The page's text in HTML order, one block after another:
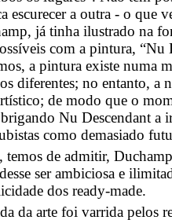
escurecer a outra - o que
já tinha ilustrado na
com a pintura,
a pintura existe numa
diferentes; no entanto, a
de modo que o
Nu Descendant a
como demasiado
temos de admitir,
ser ambiciosa e
dos ready-made.
da arte foi varrida pelos